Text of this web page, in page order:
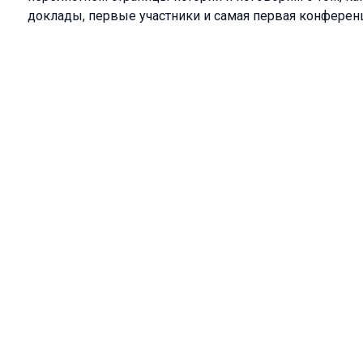
доклады, первые участники и самая первая